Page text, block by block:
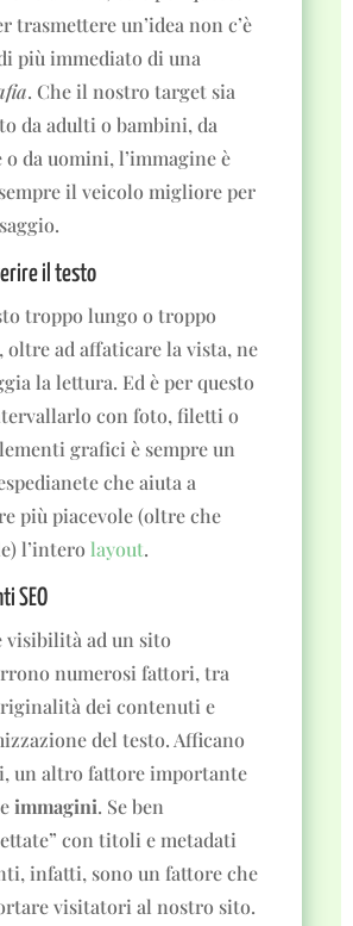
trasmettere un’idea non c’è
più immediato di una
. Che il nostro target sia
da adulti o bambini, da
o da uomini, l’immagine è
il veicolo migliore per
il testo
troppo lungo o troppo
oltre ad affaticare la vista, ne
la lettura. Ed è per questo
con foto, filetti o
grafici è sempre un
che aiuta a
più piacevole (oltre che
l’interolayout.
SEO
visibilità ad un sito
numerosi fattori, tra
dei contenuti e
del testo. Afficano
un altro fattore importante
immagini. Se ben
con titoli e metadati
infatti, sono un fattore che
visitatori al nostro sito.